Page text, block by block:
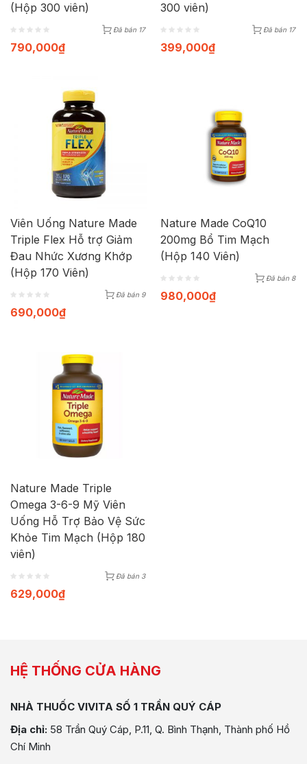
(Hộp 300 viên)
Đã bán 17
790,000₫
300 viên)
Đã bán 17
399,000₫
Viên Uống Nature Made
Triple Flex Hỗ trợ Giảm
Đau Nhức Xương Khớp
(Hộp 170 Viên)
Đã bán 9
690,000₫
Nature Made CoQ10
200mg Bổ Tim Mạch
(Hộp 140 Viên)
Đã bán 8
980,000₫
Nature Made Triple
Omega 3-6-9 Mỹ Viên
Uống Hỗ Trợ Bảo Vệ Sức
Khỏe Tim Mạch (Hộp 180
viên)
Đã bán 3
629,000₫
HỆ THỐNG CỬA HÀNG
NHÀ THUỐC VIVITA SỐ 1 TRẦN QUÝ CÁP
Địa chỉ: 58 Trần Quý Cáp, P.11, Q. Bình Thạnh, Thành phố Hồ
Chí Minh